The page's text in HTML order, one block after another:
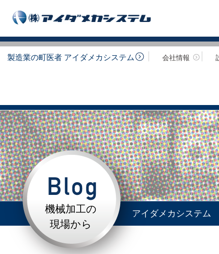
製造業の町医者 アイダメカシステム 会社情報
機械加工の
現場から
アイダメカシステム